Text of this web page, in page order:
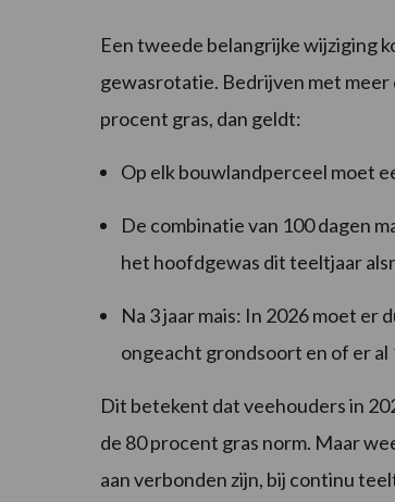
Een tweede belangrijke wijziging
gewasrotatie. Bedrijven met
procent gras, dan geldt:
Op elk bouwlandperceel moet
De combinatie van 100 dagen
het hoofdgewas dit teeltjaar
Na 3 jaar mais: In 2026 moet
ongeacht grondsoort en of er al
Dit betekent dat veehouders in
de 80 procent gras norm. Maar
aan verbonden zijn, bij continu